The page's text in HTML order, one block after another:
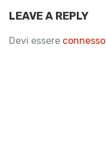
LEAVE A REPLY
Devi essere connesso